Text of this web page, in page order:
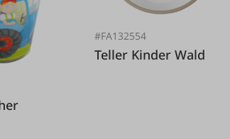
#FA132554
Teller Kinder Wald